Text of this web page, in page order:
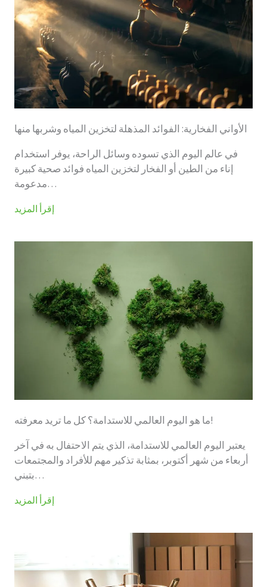
الأواني الفخارية: الفوائد المذهلة لتخزين المياه وشربها منها
في عالم اليوم الذي تسوده وسائل الراحة، يوفر استخدام
إناء من الطين أو الفخار لتخزين المياه فوائد صحية كبيرة
مدعومة…
إقرأ المزيد
ما هو اليوم العالمي للاستدامة؟ كل ما تريد معرفته!
يعتبر اليوم العالمي للاستدامة، الذي يتم الاحتفال به في آخر
أربعاء من شهر أكتوبر، بمثابة تذكير مهم للأفراد والمجتمعات
بتبني…
إقرأ المزيد